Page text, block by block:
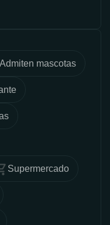
Admiten mascotas
Supermercado